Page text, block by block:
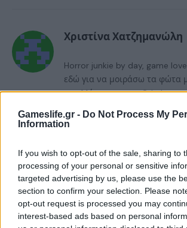
Gameslife.gr - Do Not Process My
Information
If you wish to opt-out of the sale, sharing to
processing of your personal or sensitive
targeted advertising by us, please use the
section to confirm your selection. Please
opt-out request is processed you may
interest-based ads based on personal
Χριστίνα Χατζημανώλη
Horror junkie by day, game
εδώ για να μοιράσω τα φώτα
age Μάρτυρας του Cthulu, να
δράκους σε μπουντρούμια
ποιοτικό παιχνίδι που θα
και εδώδιμο ανεφοδιασμό
RELATEDPOSTS